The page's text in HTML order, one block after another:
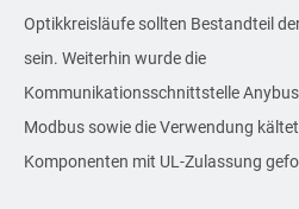
Optikkreisläufe sollten Bestandteil
sein. Weiterhin wurde die
Kommunikationsschnittstelle
Modbus sowie die Verwendung
Komponenten mit UL-Zulassung